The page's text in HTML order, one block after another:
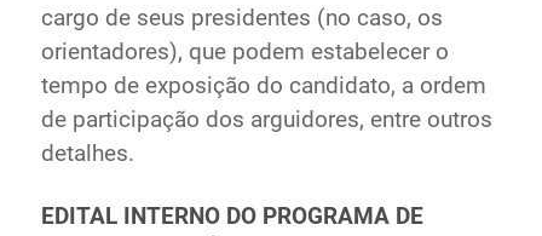
cargo de seus presidentes (no caso, os
orientadores), que podem estabelecer o
tempo de exposição do candidato, a ordem
de participação dos arguidores, entre outros
detalhes.
EDITAL INTERNO DO PROGRAMA DE